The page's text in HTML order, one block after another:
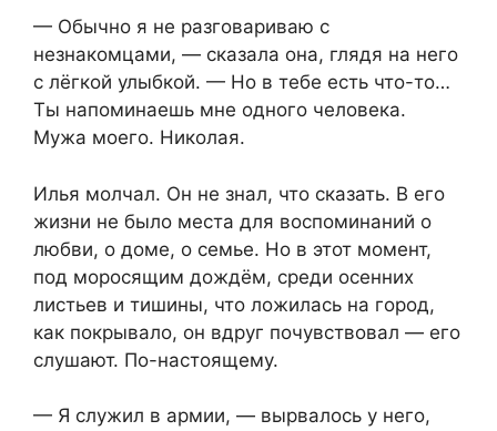
— Обычно я не разговариваю с
незнакомцами, — сказала она, глядя на него
с лёгкой улыбкой. — Но в тебе есть что-то…
Ты напоминаешь мне одного человека.
Мужа моего. Николая.
Илья молчал. Он не знал, что сказать. В его
жизни не было места для воспоминаний о
любви, о доме, о семье. Но в этот момент,
под моросящим дождём, среди осенних
листьев и тишины, что ложилась на город,
как покрывало, он вдруг почувствовал — его
слушают. По-настоящему.
— Я служил в армии, — вырвалось у него,